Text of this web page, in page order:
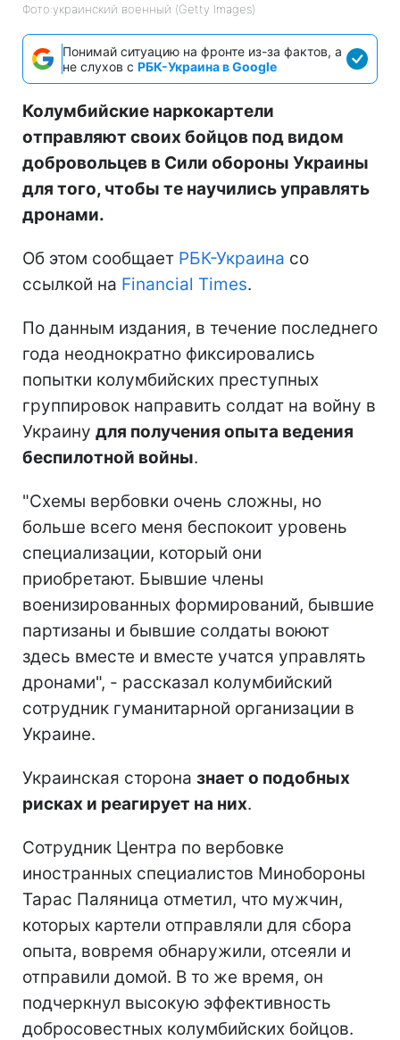
Фото:украинский военный (Getty Images)
Понимай ситуацию на фронте из-за фактов, а
не слухов с РБК-Украина в Google
Колумбийские наркокартели
отправляют своих бойцов под видом
добровольцев в Сили обороны Украины
для того, чтобы те научились управлять
дронами.
Об этом сообщает РБК-Украина со
ссылкой на Financial Times.
По данным издания, в течение последнего
года неоднократно фиксировались
попытки колумбийских преступных
группировок направить солдат на войну в
Украину для получения опыта ведения
беспилотной войны.
"Схемы вербовки очень сложны, но
больше всего меня беспокоит уровень
специализации, который они
приобретают. Бывшие члены
военизированных формирований, бывшие
партизаны и бывшие солдаты воюют
здесь вместе и вместе учатся управлять
дронами", - рассказал колумбийский
сотрудник гуманитарной организации в
Украине.
Украинская сторона знает о подобных
рисках и реагирует на них.
Сотрудник Центра по вербовке
иностранных специалистов Минобороны
Тарас Паляница отметил, что мужчин,
которых картели отправляли для сбора
опыта, вовремя обнаружили, отсеяли и
отправили домой. В то же время, он
подчеркнул высокую эффективность
добросовестных колумбийских бойцов.